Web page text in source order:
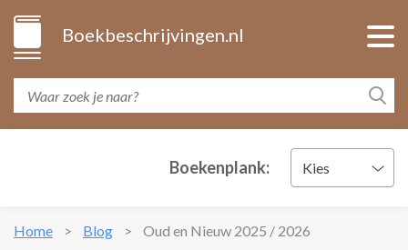
Boekbeschrijvingen.nl
Boekenplank: Kies
Home Blog Oud en Nieuw 2025 / 2026